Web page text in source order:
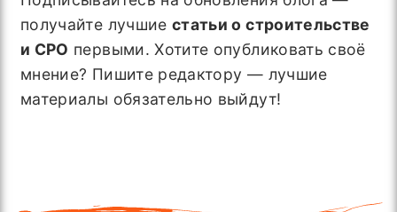
получайте лучшие статьи о строительстве
и СРО первыми. Хотите опубликовать своё
мнение? Пишите редактору — лучшие
материалы обязательно выйдут!